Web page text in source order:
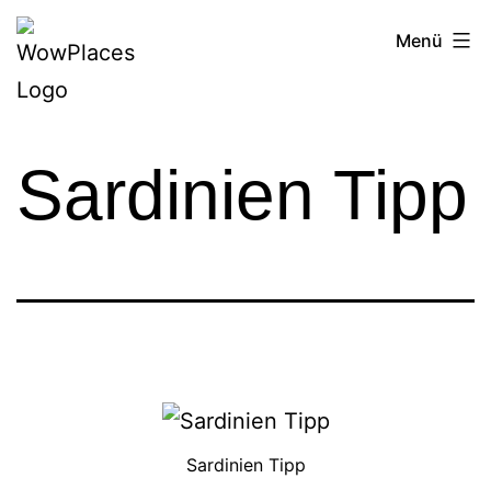
Zum
Inhalt
springen
Reiseblog
WowPlaces.de
Menü
Sardinien Tipp
Sardinien Tipp